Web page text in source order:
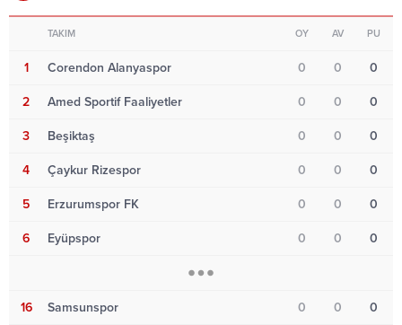
TAKIM OY AV PU
1 Corendon Alanyaspor 0 0 0
2 Amed Sportif Faaliyetler 0 0 0
3 Beşiktaş 0 0 0
4 Çaykur Rizespor 0 0 0
5 Erzurumspor FK 0 0 0
6 Eyüpspor 0 0 0
16 Samsunspor 0 0 0